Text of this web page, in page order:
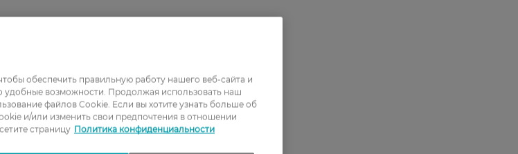
обеспечить правильную работу нашего веб-сайта и
удобные возможности. Продолжая использовать наш
файлов Cookie. Если вы хотите узнать больше об
и/или изменить свои предпочтения в отношении
страницу Политика конфиденциальности